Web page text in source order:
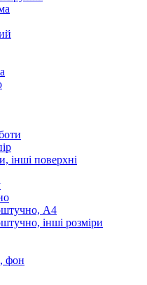
інші поверхні
А4
інші розміри
фон